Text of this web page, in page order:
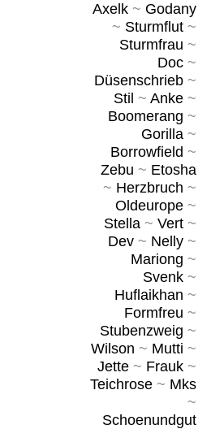
Axelk~ Godany
~ Sturmflut~
Sturmfrau ~
Doc~
Düsenschrieb~
Stil ~ Anke~
Boomerang ~
Gorilla~
Borrowfield ~
Zebu ~ Etosha
~ Herzbruch ~
Oldeurope~
Stella~ Vert~
Dev~ Nelly~
Mariong ~
Svenk~
Huflaikhan ~
Formfreu ~
Stubenzweig ~
Wilson ~ Mutti ~
Jette~ Frauk~
Teichrose~ Mks
~
Schoenundgut